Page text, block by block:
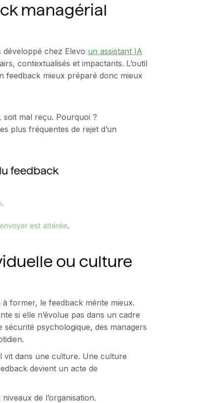
managérial
chez Elevo un assistant IA
contextualisés et impactants. L’outil
feedback mieux préparé donc mieux
soit mal reçu. Pourquoi ?
plus fréquentes de rejet d’un
ou culture
former, le feedback mérite mieux.
si elle n’évolue pas dans un cadre
psychologique, des managers
vit dans une culture. Une culture
devient un acte de
de l’organisation.